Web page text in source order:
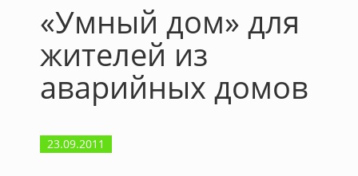
«Умный дом» для
жителей из
аварийных домов
23.09.2011